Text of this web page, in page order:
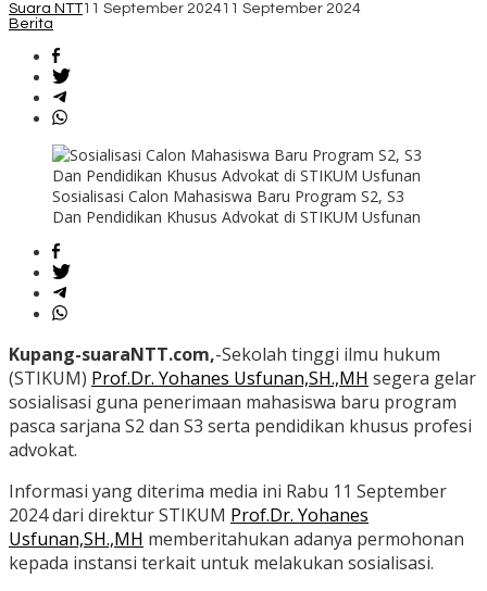
Suara NTT11 September 202411 September 2024
Berita
Sosialisasi Calon Mahasiswa Baru Program S2, S3
Dan Pendidikan Khusus Advokat di STIKUM Usfunan
Kupang-suaraNTT.com,-Sekolah tinggi ilmu hukum
(STIKUM) Prof.Dr. Yohanes Usfunan,SH.,MH segera gelar
sosialisasi guna penerimaan mahasiswa baru program
pasca sarjana S2 dan S3 serta pendidikan khusus profesi
advokat.
Informasi yang diterima media ini Rabu 11 September
2024 dari direktur STIKUM Prof.Dr. Yohanes
Usfunan,SH.,MH memberitahukan adanya permohonan
kepada instansi terkait untuk melakukan sosialisasi.